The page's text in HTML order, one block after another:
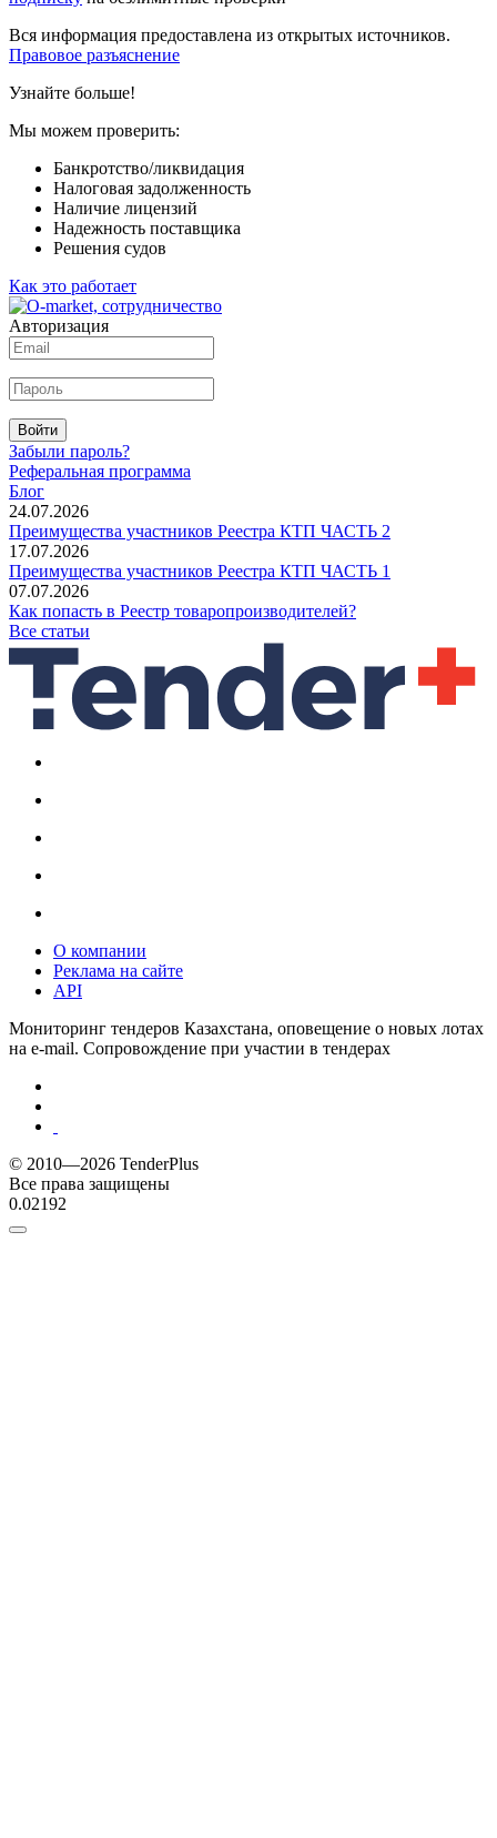
Вся информация предоставлена из открытых источников.
Правовое разъяснение
Узнайте больше!
Мы можем проверить:
Банкротство/ликвидация
Налоговая задолженность
Наличие лицензий
Надежность поставщика
Решения судов
Как это работает
Авторизация
Войти
Забыли пароль?
Реферальная программа
Блог
24.07.2026
Преимущества участников Реестра КТП ЧАСТЬ 2
17.07.2026
Преимущества участников Реестра КТП ЧАСТЬ 1
07.07.2026
Как попасть в Реестр товаропроизводителей?
Все статьи
О компании
Реклама на сайте
API
Мониторинг тендеров Казахстана, оповещение о новых лотах
на e-mail. Сопровождение при участии в тендерах
© 2010—2026 TenderPlus
Все права защищены
0.02192